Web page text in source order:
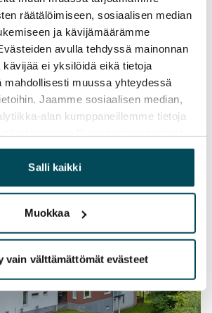
räätälöimiseen, sosiaalisen median
ja kävijämäärämme
avulla tehdyssä mainonnan
ei yksilöidä eikä tietoja
mahdollisesti muussa yhteydessä
Jaamme sosiaalisen median,
alan kumppaneillemme tietoja
muihin tietoihin, joita olet antanut
kun olet käyttänyt heidän
Salli kaikki
Muokkaa
vain välttämättömät evästeet